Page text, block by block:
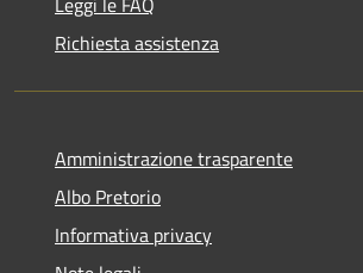
Richiesta assistenza
Amministrazione trasparente
Albo Pretorio
Informativa privacy